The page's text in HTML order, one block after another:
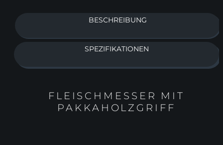
BESCHREIBUNG
SPEZIFIKATIONEN
FLEISCHMESSER MIT
PAKKAHOLZGRIFF